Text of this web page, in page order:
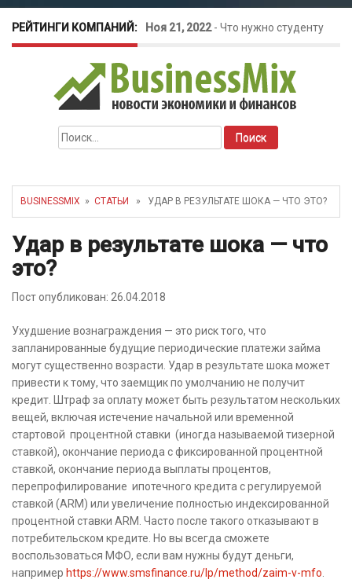
РЕЙТИНГИ КОМПАНИЙ: Ноя 21, 2022- Что нужно студенту
для открытия бизнеса?
Окт 26, 2022-Телефония для
amoCRM: лучшие инструменты для
бизнеса
Найти:
BUSINESSMIX » СТАТЬИ » УДАР В РЕЗУЛЬТАТЕ ШОКА — ЧТО ЭТО?
Удар в результате шока — что
это?
Пост опубликован: 26.04.2018
Ухудшение вознаграждения — это риск того, что
запланированные будущие периодические платежи займа
могут существенно возрасти. Удар в результате шока может
привести к тому, что заемщик по умолчанию не получит
кредит. Штраф за оплату может быть результатом нескольких
вещей, включая истечение начальной или временной
стартовой процентной ставки (иногда называемой тизерной
ставкой), окончание периода с фиксированной процентной
ставкой, окончание периода выплаты процентов,
перепрофилирование ипотечного кредита с регулируемой
ставкой (ARM) или увеличение полностью индексированной
процентной ставки ARM. Часто после такого отказывают в
потребительском кредите. Но вы всегда сможете
воспользоваться МФО, если вам нужны будут деньги,
например https://www.smsfinance.ru/lp/method/zaim-v-mfo